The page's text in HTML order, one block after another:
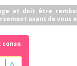
et doit être
avant de vous
conso